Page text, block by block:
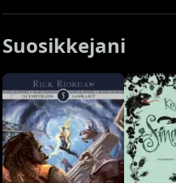
Suosikkejani